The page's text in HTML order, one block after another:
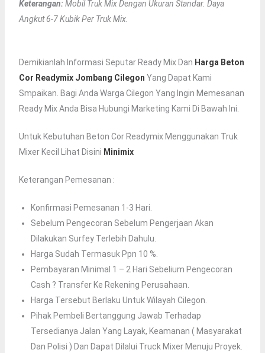
Keterangan:Mobil Truk Mix Dengan Ukuran Standar. Daya
Angkut 6-7 Kubik Per Truk Mix.
Demikianlah Informasi Seputar Ready Mix Dan Harga Beton
Cor Readymix Jombang Cilegon Yang Dapat Kami
Smpaikan. Bagi Anda Warga Cilegon Yang Ingin Memesanan
Ready Mix Anda Bisa Hubungi Marketing Kami Di Bawah Ini.
Untuk Kebutuhan Beton Cor Readymix Menggunakan Truk
Mixer Kecil Lihat Disini Minimix
Keterangan Pemesanan :
Konfirmasi Pemesanan 1-3 Hari.
Sebelum Pengecoran Sebelum Pengerjaan Akan
Dilakukan Surfey Terlebih Dahulu.
Harga Sudah Termasuk Ppn 10 %.
Pembayaran Minimal 1 – 2 Hari Sebelium Pengecoran
Cash ? Transfer Ke Rekening Perusahaan.
Harga Tersebut Berlaku Untuk Wilayah Cilegon.
Pihak Pembeli Bertanggung Jawab Terhadap
Tersedianya Jalan Yang Layak, Keamanan ( Masyarakat
Dan Polisi ) Dan Dapat Dilalui Truck Mixer Menuju Proyek.